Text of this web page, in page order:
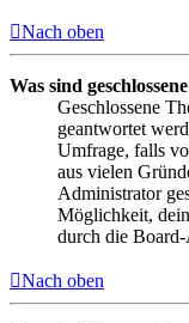
Nach oben
Was sind
Geschlossene
geantwortet
Umfrage, falls
aus vielen
Administrator
Möglichkeit,
durch die
Nach oben